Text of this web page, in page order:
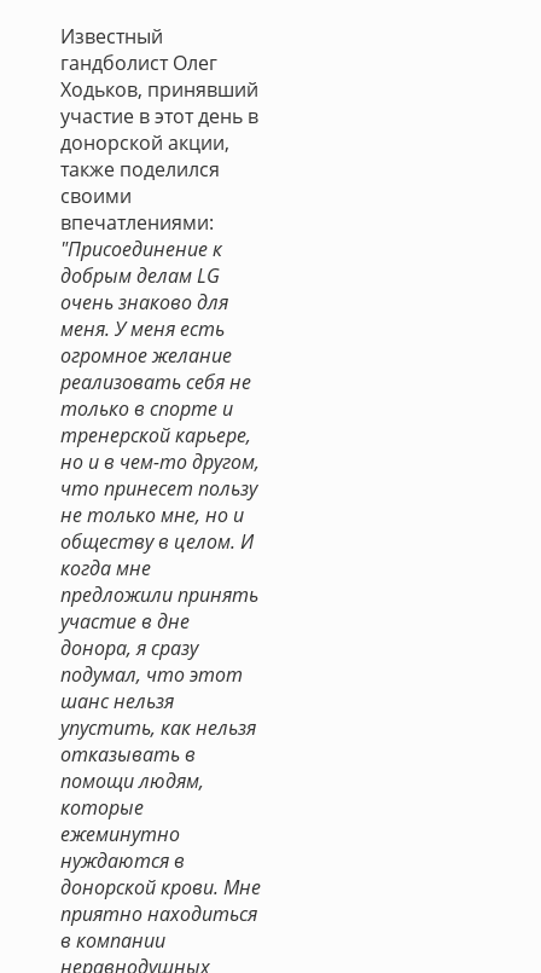
Известный
гандболист Олег
Ходьков, принявший
участие в этот день в
донорской акции,
также поделился
своими
впечатлениями:
"Присоединение к
добрым делам LG
очень знаково для
меня. У меня есть
огромное желание
реализовать себя не
только в спорте и
тренерской карьере,
но и в чем-то другом,
что принесет пользу
не только мне, но и
обществу в целом. И
когда мне
предложили принять
участие в дне
донора, я сразу
подумал, что этот
шанс нельзя
упустить, как нельзя
отказывать в
помощи людям,
которые
ежеминутно
нуждаются в
донорской крови. Мне
приятно находиться
в компании
неравнодушных